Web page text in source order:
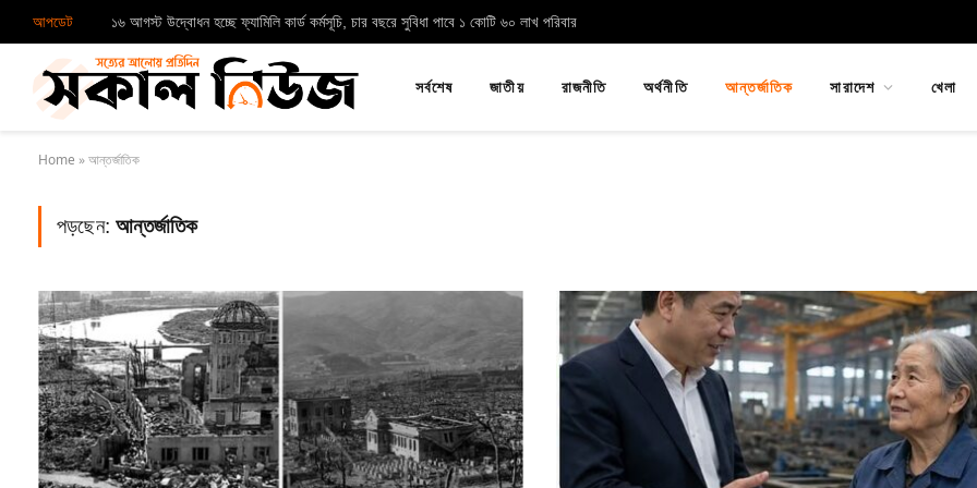
আপডেট ১৬ আগস্ট উদ্বোধন হচ্ছে ফ্যামিলি কার্ড কর্মসূচি, চার বছরে সুবিধা পাবে ১ কোটি ৬০ লাখ পরিবার
সর্বশেষ জাতীয় রাজনীতি অর্থনীতি আন্তর্জাতিক সারাদেশ খেলা
Home »আন্তর্জাতিক
পড়ছেন:আন্তর্জাতিক